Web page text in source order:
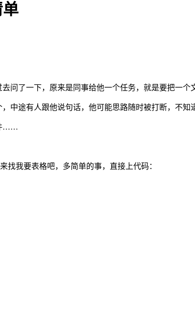
问了一下，原来是同事给他一个任务，就是要把一个
中途有人跟他说句话，他可能思路随时被打断，不知
……
找我要表格吧，多简单的事，直接上代码：